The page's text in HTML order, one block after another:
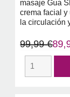
masaje Gua
crema facial
la circulación
99,99 €